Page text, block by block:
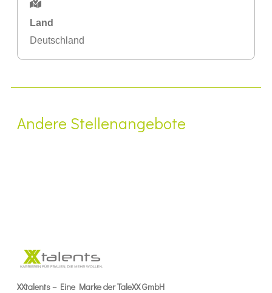
Land
Deutschland
Andere Stellenangebote
XXtalents – Eine Marke der TaleXX GmbH